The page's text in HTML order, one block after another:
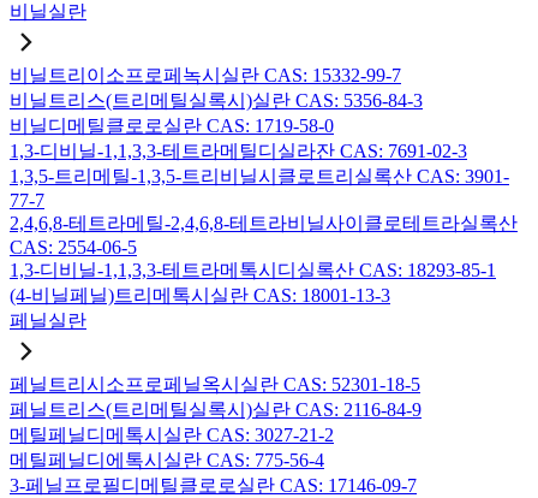
비닐실란
비닐트리이소프로페녹시실란 CAS: 15332-99-7
비닐트리스(트리메틸실록시)실란 CAS: 5356-84-3
비닐디메틸클로로실란 CAS: 1719-58-0
1,3-디비닐-1,1,3,3-테트라메틸디실라잔 CAS: 7691-02-3
1,3,5-트리메틸-1,3,5-트리비닐시클로트리실록산 CAS: 3901-
77-7
2,4,6,8-테트라메틸-2,4,6,8-테트라비닐사이클로테트라실록산
CAS: 2554-06-5
1,3-디비닐-1,1,3,3-테트라메톡시디실록산 CAS: 18293-85-1
(4-비닐페닐)트리메톡시실란 CAS: 18001-13-3
페닐실란
페닐트리시소프로페닐옥시실란 CAS: 52301-18-5
페닐트리스(트리메틸실록시)실란 CAS: 2116-84-9
메틸페닐디메톡시실란 CAS: 3027-21-2
메틸페닐디에톡시실란 CAS: 775-56-4
3-페닐프로필디메틸클로로실란 CAS: 17146-09-7